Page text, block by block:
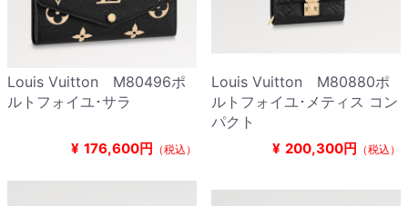
Louis Vuitton M80496ポ
ルトフォイユ･サラ
¥ 176,600円 （税込）
Louis Vuitton M80880ポ
ルトフォイユ･メティス コン
パクト
¥ 200,300円 （税込）